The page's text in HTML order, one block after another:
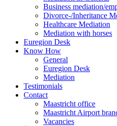
Business mediation/
Divorce-/Inheritance
Healthcare Mediation
Mediation with horses
Euregion Desk
Know How
General
Euregion Desk
Mediation
Testimonials
Contact
Maastricht office
Maastricht Airport
Vacancies